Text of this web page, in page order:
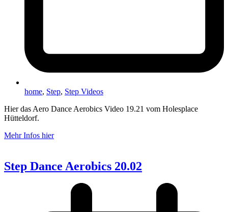
home, Step, Step Videos
Hier das Aero Dance Aerobics Video 19.21 vom Holesplace
Hütteldorf.
Mehr Infos hier
Step Dance Aerobics 20.02